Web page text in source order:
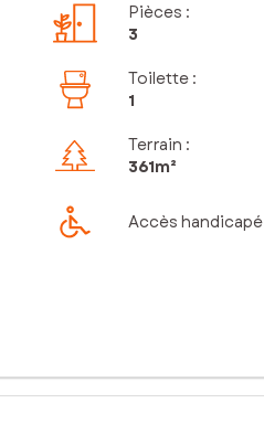
Pièces :
3
Toilette :
1
Terrain :
361m²
Accès handicapé